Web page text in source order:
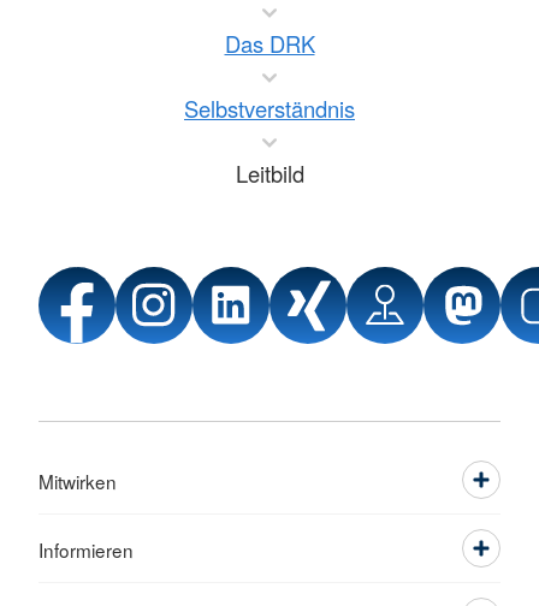
Das DRK
Selbstverständnis
Leitbild
Mitwirken
Informieren